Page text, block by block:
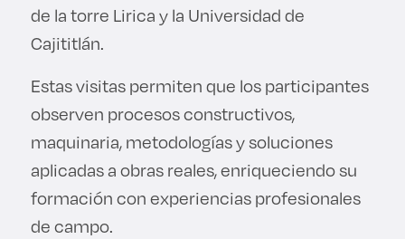
de la torre Lirica y la Universidad de
Cajititlán.
Estas visitas permiten que los participantes
observen procesos constructivos,
maquinaria, metodologías y soluciones
aplicadas a obras reales, enriqueciendo su
formación con experiencias profesionales
de campo.